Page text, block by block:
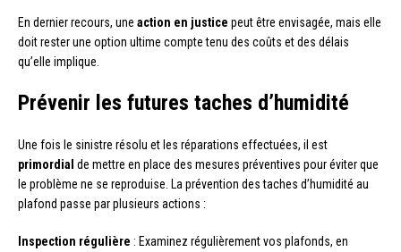
En dernier recours, une action en justice peut être envisagée, mais elle
doit rester une option ultime compte tenu des coûts et des délais
qu’elle implique.
Prévenir les futures taches d’humidité
Une fois le sinistre résolu et les réparations effectuées, il est
primordial de mettre en place des mesures préventives pour éviter que
le problème ne se reproduise. La prévention des taches d’humidité au
plafond passe par plusieurs actions :
Inspection régulière : Examinez régulièrement vos plafonds, en